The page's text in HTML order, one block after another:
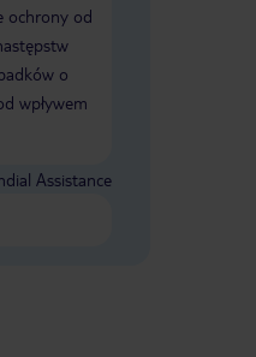
ochrony od
o
wpływem
Assistance